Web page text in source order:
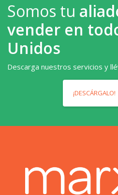
Somos tu
vender en
Unidos
Descarga nuestros servicios y
¡DESCÁRGALO!